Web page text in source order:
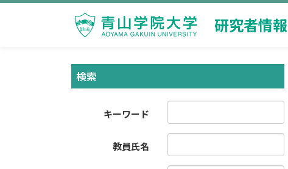
研究者情報
検索
キーワード
教員氏名